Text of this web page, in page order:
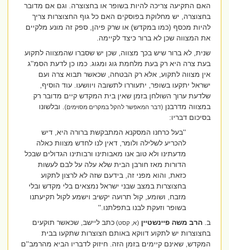
האם התקיעה צריכה להיות בשופר או בחצוצרה. וגם אם מדובר
בחצוצרה, יש מחלוקת בפוסקים האם כל גוף החצוצרות צריך
להיות מכסף (כמו במקדש) או שרק פיהן, ספק זה מונע מלקיים
את המצווה שכן לא ברור כיצד לקיימה.
שנית, לא ברור שיש בכך מצווה, שכן יש שסברו שהמצווה לתקוע
בעת צרה היא רק בעת מלחמת גוג ומגוג. כמו כן לדעת הסמ''ג
אין מצווה לתקוע, אלא רק הבטחה, שכאשר תבוא צרה ועם
ישראל יתקעו בשופר, יתעוררו לתשובה ויוושעו. עוד הוסיף,
שלדעת ערוך השולחן בזמן שאין בית המקדש קיים מדובר רק
במצווה מדרבנן(דבר המאפשר להקל במקרים מסוימים). ובלשונו
בסיכום דבריו:
''בעל כרחנו המסקנא המתבקשת ברורה היא, דיש
להכריע לשלילה ולומר, דאין לנו לחדש מצוות כאלה
מדעתינו ולא טוב אנו מאבותינו ורבותינו הגדולים שבכל
הדורות מאז חורבן הבית שלא עלה על לבם לעשות
כזאת, והוא מפני זה, בידעם שזה לא לרצון לתקוע
בחצוצרות במצב שבני ישראל נמצאים בלי מקדש ובלי
מזבח, ושומע, קול תרועה יקשיב וישמע לקול תקיעתנו
בשופר וזעקת לבנו בתפלתנו.''
ב.הרב משה פיינשטיין (א, קסט)כתב ליישב, שכאשר תוקעים
בחצוצרות יש לתקוע דווקא באותם חצוצרות שתקעו בבית
המקדש, שאינם קיימים בזמן הזה. חיזוק לדבריו הביא מהרמב''ם